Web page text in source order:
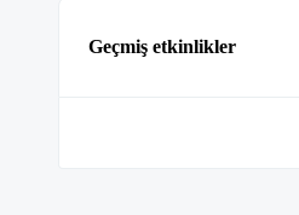
Geçmiş etkinlikler